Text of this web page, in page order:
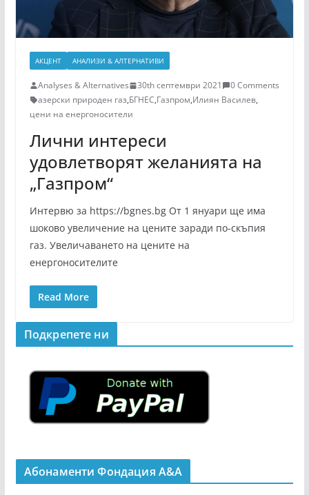
АКЦЕНТ АНАЛИЗИ & АЛТЕРНАТИВИ
Analyses & Alternatives 30th септември 2021
0 Comments
азерски природен газ,БГНЕС,Газпром,Илиян Василев,
цени на енергоносители
Лични интереси
удовлетворят желанията на
„Газпром“
Интервю за https://bgnes.bg От 1 януари ще има
шоково увеличение на цените заради по-скъпия
газ. Увеличаването на цените на
енергоносителите
Read More
Подкрепeте ни
Абонаменти Фондация А&A